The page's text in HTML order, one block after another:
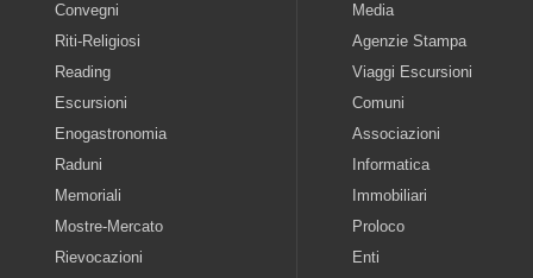
Convegni
Riti-Religiosi
Reading
Escursioni
Enogastronomia
Raduni
Memoriali
Mostre-Mercato
Rievocazioni
Media
Agenzie Stampa
Viaggi Escursioni
Comuni
Associazioni
Informatica
Immobiliari
Proloco
Enti